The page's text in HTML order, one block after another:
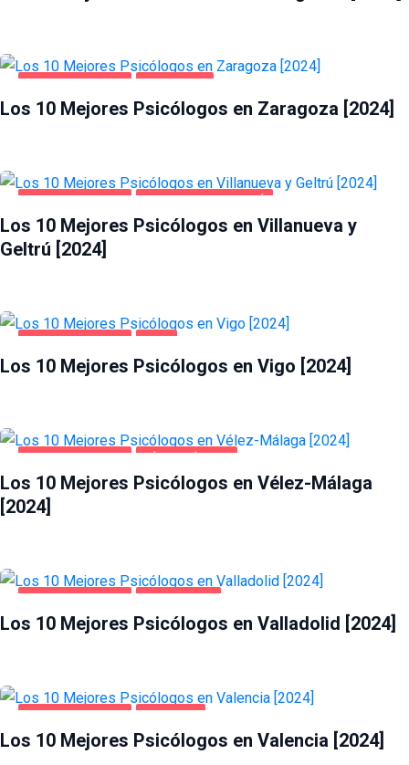
Los 10 Mejores Psicólogos en Zaragoza [2024]
Los 10 Mejores Psicólogos en Villanueva y
Geltrú [2024]
Los 10 Mejores Psicólogos en Vigo [2024]
Los 10 Mejores Psicólogos en Vélez-Málaga
[2024]
Los 10 Mejores Psicólogos en Valladolid [2024]
Los 10 Mejores Psicólogos en Valencia [2024]